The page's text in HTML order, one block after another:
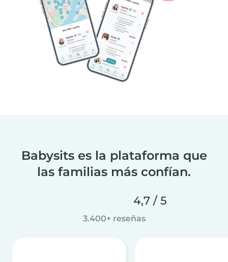
Babysits es la plataforma que
las familias más confían.
4,7 / 5
3.400+ reseñas